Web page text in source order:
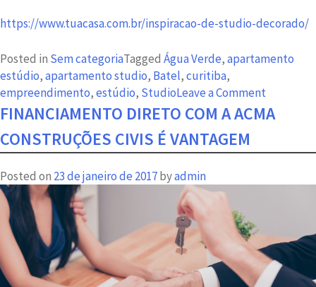
https://www.tuacasa.com.br/inspiracao-de-studio-decorado/
Posted in Sem categoriaTagged Água Verde,apartamento
estúdio,apartamento studio, Batel,curitiba,
empreendimento,estúdio, StudioLeave a Comment
FINANCIAMENTO DIRETO COM A ACMA
CONSTRUÇÕES CIVIS É VANTAGEM
Posted on 23 de janeiro de 2017byadmin